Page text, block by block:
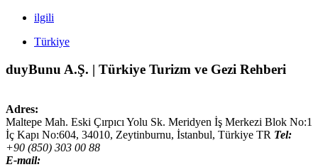
ilgili
Türkiye
duyBunu A.Ş. | Türkiye Turizm ve Gezi Rehberi
Adres:
Maltepe Mah. Eski Çırpıcı Yolu Sk. Meridyen İş Merkezi Blok No:1
İç Kapı No:604, 34010, Zeytinburnu, İstanbul, Türkiye TR Tel:
+90 (850) 303 00 88
E-mail: